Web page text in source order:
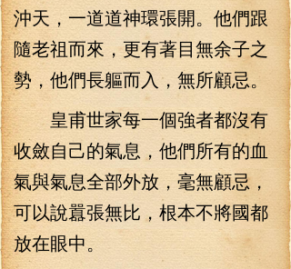
沖天，一道道神環張開。他們跟
隨老祖而來，更有著目無余子之
勢，他們長軀而入，無所顧忌。
皇甫世家每一個強者都沒有
收斂自己的氣息，他們所有的血
氣與氣息全部外放，毫無顧忌，
可以說囂張無比，根本不將國都
放在眼中。